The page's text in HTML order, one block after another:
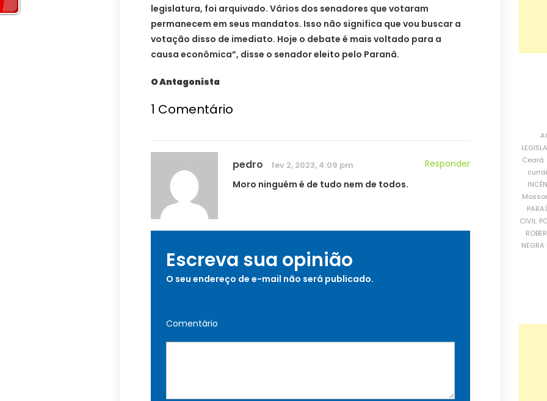
legislatura, foi arquivado. Vários dos senadores que votaram
permanecem em seus mandatos. Isso não significa que vou buscar a
votação disso de imediato. Hoje o debate é mais voltado para a
causa econômica”, disse o senador eleito pelo Paraná.
O Antagonista
1 Comentário
pedro fev 2, 2023, 4:09 pm
Responder
Moro ninguém é de tudo nem de todos.
Escreva sua opinião
O seu endereço de e-mail não será publicado.
Comentário
Ceará
CIVIL
NEGRA